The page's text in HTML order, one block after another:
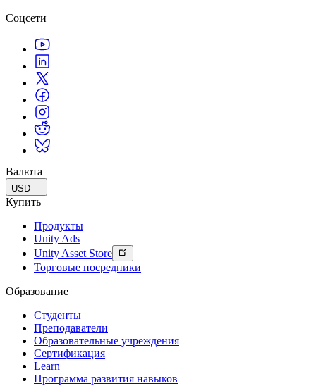
Соцсети
Валюта
USD
Купить
Продукты
Unity Ads
Unity Asset Store
Торговые посредники
Образование
Студенты
Преподаватели
Образовательные учреждения
Сертификация
Learn
Программа развития навыков